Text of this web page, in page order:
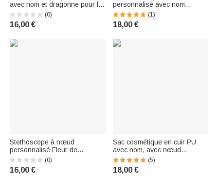
avec nom et dragonne pour la
journée des enseignants
Cadeau d'appréciation pour la
journée des enseignants
(0)
16,00 €
personnalisé avec nom
Graduate Horoscope Birth
Flower Graduation Birthday
Gift for Friends Girls
(1)
18,00 €
Stethoscope à nœud
personnalisé Fleur de
naissance Sac cosmétique
avec nom et bracelet Cadeau
d'appréciation de la semaine
(0)
16,00 €
Sac cosmétique en cuir PU
avec nom, avec nœud
stéthoscope, fleur de
naissance, cadeau
d'anniversaire pour le
(5)
18,00 €